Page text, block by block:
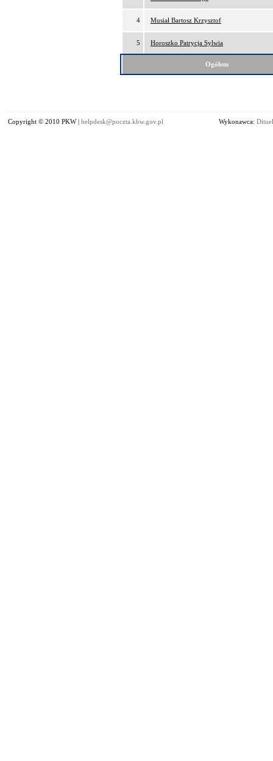
4 Musiał Bartosz Krzysztof
5 Horoszko Patrycja Sylwia
Ogółem
Copyright © 2010 PKW | helpdesk@poczta.kbw.gov.pl Wykonawca: